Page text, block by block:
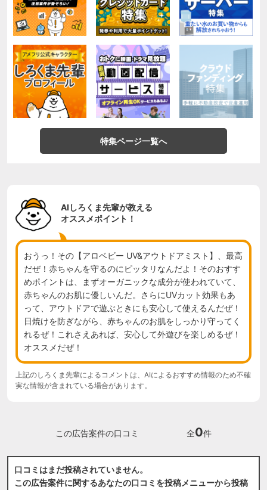
特集ページ一覧へ
AIしろくま先輩が教える
オススメポイント！
おうっ！その【アロベビー UV&アウトドアミスト】、最高
だぜ！赤ちゃんを守るのにピッタリなんだよ！そのおすす
めポイントは、まずオーガニックな成分が使われていて、
赤ちゃんのお肌に優しいんだ。さらにUVカット効果もあ
って、アウトドアで遊ぶときにも安心して使えるんだぜ！
日焼けを防ぎながら、赤ちゃんのお肌をしっかり守ってく
れるぜ！これさえあれば、安心して外遊びを楽しめるぜ！
オススメだぜ！
上記のしろくま先輩によるコメントは、AIによるおすすめ情報のため不確
実な情報が含まれている場合があります。
この広告案件の口コミ 全0件
口コミはまだ投稿されていません。
この広告案件に関するあなたの口コミを投稿メニューから投稿